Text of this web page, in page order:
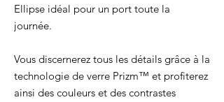
Ellipse idéal pour un port toute la
journée.
Vous discernerez tous les détails grâce à la
technologie de verre Prizm™ et profiterez
ainsi des couleurs et des contrastes